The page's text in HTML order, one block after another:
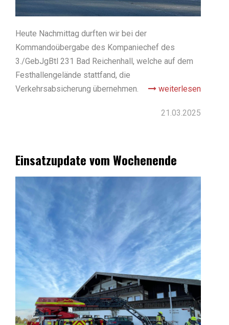
Heute Nachmittag durften wir bei der
Kommandoübergabe des Kompaniechef des
3./GebJgBtl 231 Bad Reichenhall, welche auf dem
Festhallengelände stattfand, die
Verkehrsabsicherung übernehmen.
weiterlesen
21.03.2025
Einsatzupdate vom Wochenende